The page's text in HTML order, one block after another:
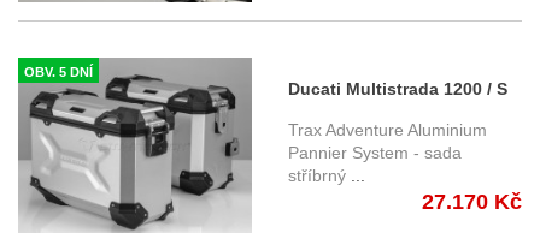
OBV. 5 DNÍ
Ducati Multistrada 1200 / S
(15-) - sada bočních kufrů
TRAX Adventure 37/37 l. s
nosiči - stříbrné
KFT.22.584.70000/S
Trax Adventure Aluminium
Pannier System - sada
stříbrný
27.170 Kč